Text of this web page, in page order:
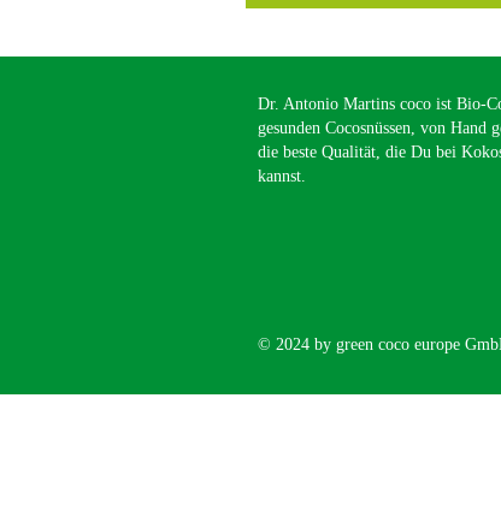
Dr. Antonio Martins coco ist Bio-
gesunden Cocosnüssen, von Hand
die beste Qualität, die Du bei
kannst.
© 2024 by green coco europe